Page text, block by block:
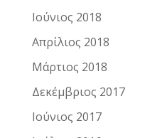
Ιούνιος 2018
Απρίλιος 2018
Μάρτιος 2018
Δεκέμβριος 2017
Ιούνιος 2017